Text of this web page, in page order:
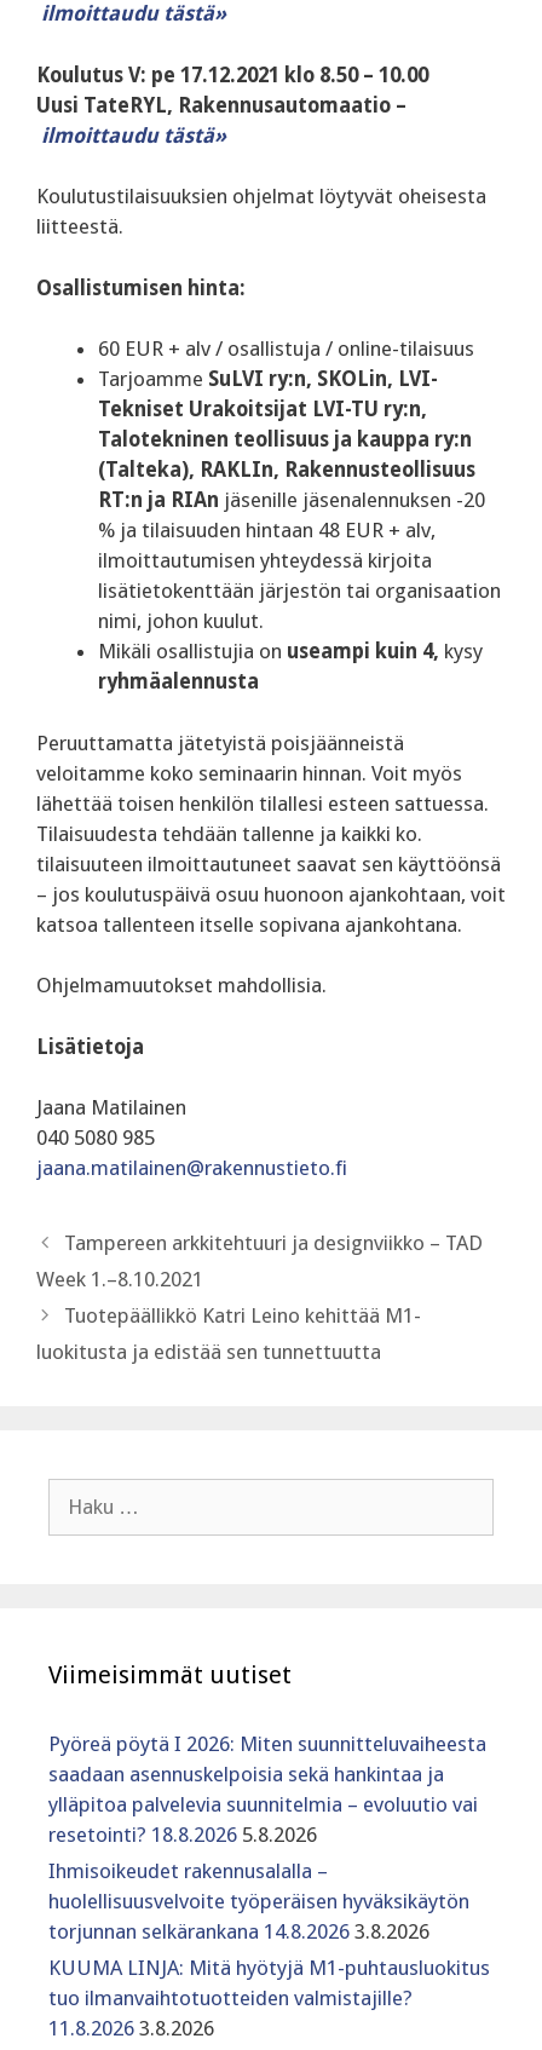
ilmoittaudu tästä»
Koulutus V: pe 17.12.2021 klo 8.50 – 10.00
Uusi TateRYL, Rakennusautomaatio –
ilmoittaudu tästä»
Koulutustilaisuuksien ohjelmat löytyvät oheisesta
liitteestä.
Osallistumisen hinta:
60 EUR + alv / osallistuja / online-tilaisuus
Tarjoamme SuLVI ry:n, SKOLin, LVI-
Tekniset Urakoitsijat LVI-TU ry:n,
Talotekninen teollisuus ja kauppa ry:n
(Talteka), RAKLIn, Rakennusteollisuus
RT:n ja RIAn jäsenille jäsenalennuksen -20
% ja tilaisuuden hintaan 48 EUR + alv,
ilmoittautumisen yhteydessä kirjoita
lisätietokenttään järjestön tai organisaation
nimi, johon kuulut.
Mikäli osallistujia on useampi kuin 4, kysy
ryhmäalennusta
Peruuttamatta jätetyistä poisjäänneistä
veloitamme koko seminaarin hinnan. Voit myös
lähettää toisen henkilön tilallesi esteen sattuessa.
Tilaisuudesta tehdään tallenne ja kaikki ko.
tilaisuuteen ilmoittautuneet saavat sen käyttöönsä
– jos koulutuspäivä osuu huonoon ajankohtaan, voit
katsoa tallenteen itselle sopivana ajankohtana.
Ohjelmamuutokset mahdollisia.
Lisätietoja
Jaana Matilainen
040 5080 985
jaana.matilainen@rakennustieto.fi
Tampereen arkkitehtuuri ja designviikko – TAD
Week 1.–8.10.2021
Tuotepäällikkö Katri Leino kehittää M1-
luokitusta ja edistää sen tunnettuutta
Viimeisimmät uutiset
Pyöreä pöytä I 2026: Miten suunnitteluvaiheesta
saadaan asennuskelpoisia sekä hankintaa ja
ylläpitoa palvelevia suunnitelmia – evoluutio vai
resetointi? 18.8.2026 5.8.2026
Ihmisoikeudet rakennusalalla –
huolellisuusvelvoite työperäisen hyväksikäytön
torjunnan selkärankana 14.8.2026 3.8.2026
KUUMA LINJA: Mitä hyötyjä M1-puhtausluokitus
tuo ilmanvaihtotuotteiden valmistajille?
11.8.2026 3.8.2026